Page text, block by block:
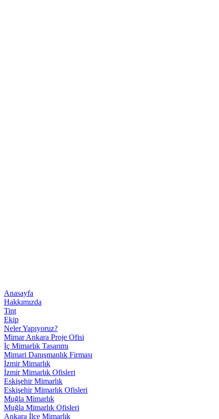
Anasayfa
Hakkımızda
Tint
Ekip
Neler Yapıyoruz?
Mimar Ankara Proje Ofisi
İç Mimarlık Tasarımı
Mimari Danışmanlık Firması
İzmir Mimarlık
İzmir Mimarlık Ofisleri
Eskişehir Mimarlık
Eskişehir Mimarlık Ofisleri
Muğla Mimarlık
Muğla Mimarlık Ofisleri
Ankara İlçe Mimarlık